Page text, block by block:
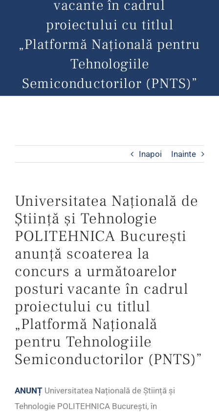
vacante în cadrul
proiectului cu titlul
„Platformă Națională pentru
Tehnologiile
Semiconductorilor (PNTS)”
Inapoi Inainte
Universitatea Națională de
Știință și Tehnologie
POLITEHNICA București
anunță scoaterea la
concurs a următoarelor
posturi vacante în cadrul
proiectului cu titlul
„Platformă Națională
pentru Tehnologiile
Semiconductorilor (PNTS)”
ANUNȚ Universitatea Națională de Știință și
Tehnologie POLITEHNICA București, în